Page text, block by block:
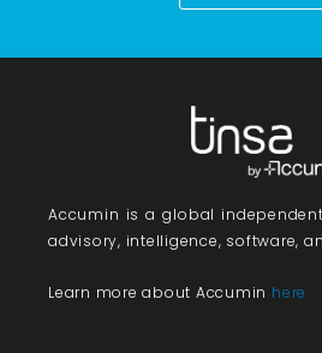
Accumin is a global
advisory, intelligence, software,
Learn more about Accumin here